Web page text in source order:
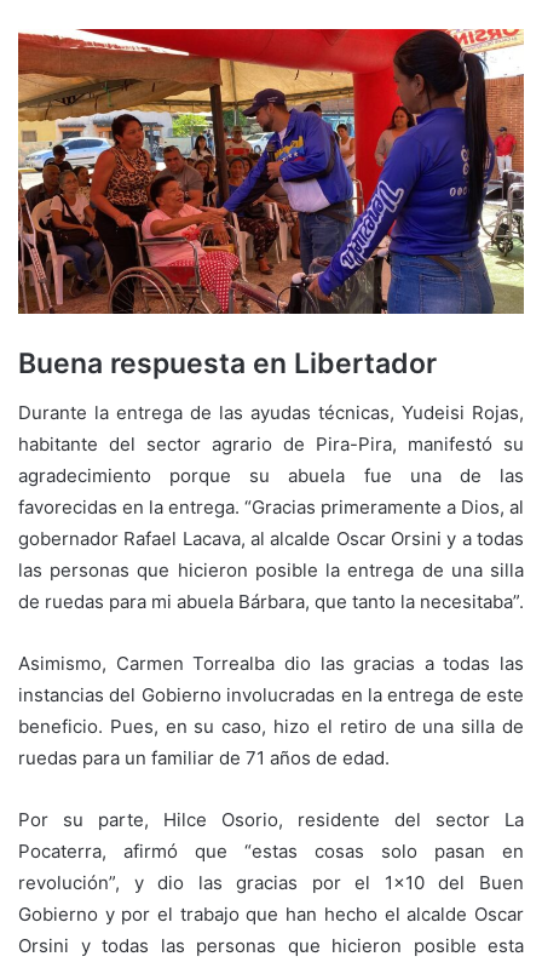
Buena respuesta en Libertador
Durante la entrega de las ayudas técnicas, Yudeisi Rojas,
habitante del sector agrario de Pira-Pira, manifestó su
agradecimiento porque su abuela fue una de las
favorecidas en la entrega. “Gracias primeramente a Dios, al
gobernador Rafael Lacava, al alcalde Oscar Orsini y a todas
las personas que hicieron posible la entrega de una silla
de ruedas para mi abuela Bárbara, que tanto la necesitaba”.
Asimismo, Carmen Torrealba dio las gracias a todas las
instancias del Gobierno involucradas en la entrega de este
beneficio. Pues, en su caso, hizo el retiro de una silla de
ruedas para un familiar de 71 años de edad.
Por su parte, Hilce Osorio, residente del sector La
Pocaterra, afirmó que “estas cosas solo pasan en
revolución”, y dio las gracias por el 1×10 del Buen
Gobierno y por el trabajo que han hecho el alcalde Oscar
Orsini y todas las personas que hicieron posible esta